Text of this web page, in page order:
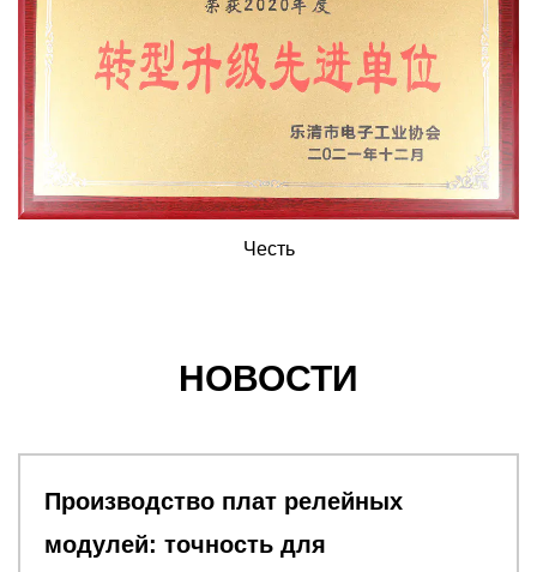
НОВОСТИ
Что отличает разъемы
плат «плата к плате»